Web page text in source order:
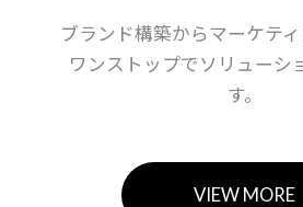
ブランド構築からマーケティ
ワンストップでソリューシ
す。
VIEW MORE